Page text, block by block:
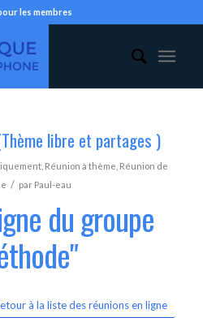
les membres
libre et partages )
, Réunion à thème Réunion de
/ par Paul-eau
du groupe
à la liste des réunions en ligne